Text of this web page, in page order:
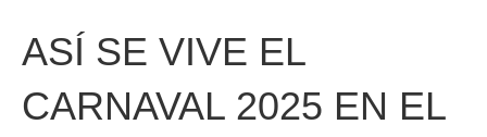
ASÍ SE VIVE EL
CARNAVAL 2025 EN EL